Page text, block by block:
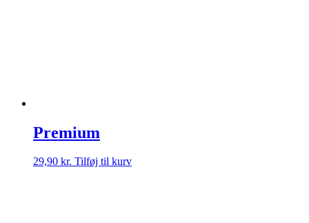
Premium
29,90 kr. Tilføj til kurv